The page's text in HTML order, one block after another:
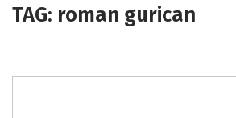
TAG: roman gurican